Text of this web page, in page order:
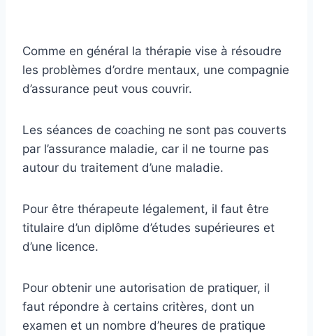
Comme en général la thérapie vise à résoudre
les problèmes d’ordre mentaux, une compagnie
d’assurance peut vous couvrir.
Les séances de coaching ne sont pas couverts
par l’assurance maladie, car il ne tourne pas
autour du traitement d’une maladie.
Pour être thérapeute légalement, il faut être
titulaire d’un diplôme d’études supérieures et
d’une licence.
Pour obtenir une autorisation de pratiquer, il
faut répondre à certains critères, dont un
examen et un nombre d’heures de pratique